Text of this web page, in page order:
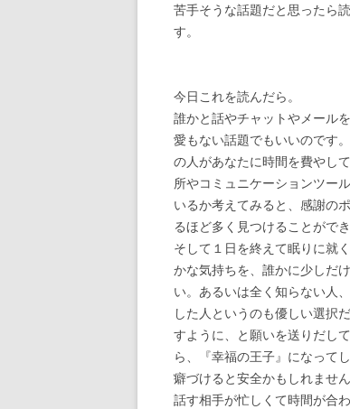
苦手そうな話題だと思ったら
す。
今日これを読んだら。
誰かと話やチャットやメール
愛もない話題でもいいのです
の人があなたに時間を費やし
所やコミュニケーションツー
いるか考えてみると、感謝の
るほど多く見つけることがで
そして１日を終えて眠りに就
かな気持ちを、誰かに少しだ
い。あるいは全く知らない人
した人というのも優しい選択
すように、と願いを送りだし
ら、『幸福の王子』になって
癖づけると安全かもしれません
話す相手が忙しくて時間が合